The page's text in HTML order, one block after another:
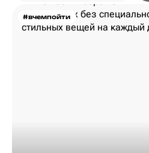
#вчемпойти